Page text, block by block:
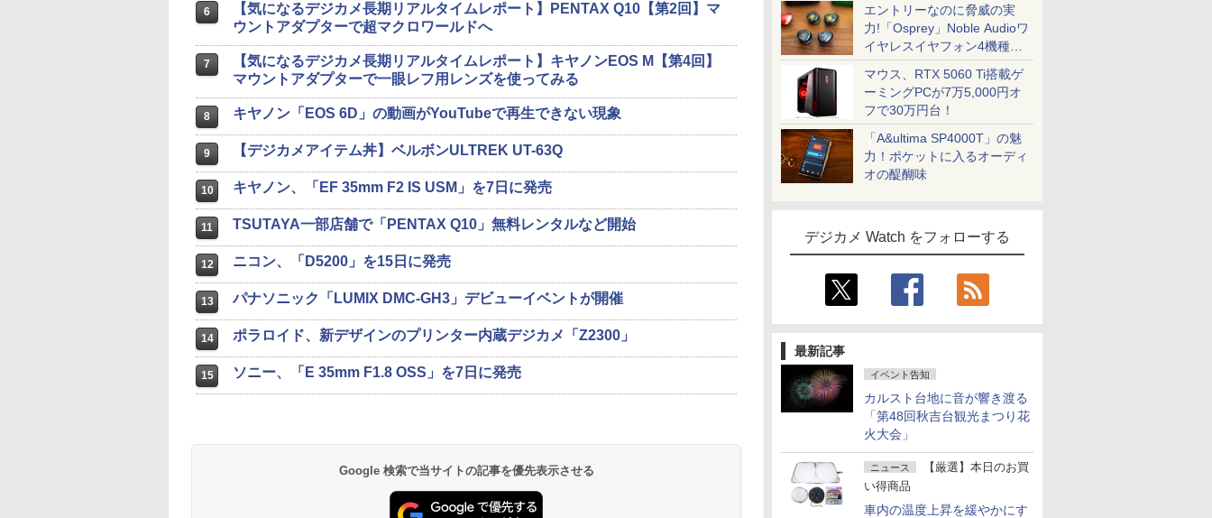
エントリーなのに脅威の実
力!「Osprey」Noble Audioワ
イヤレスイヤフォン4機種を
一気に聴く
マウス、RTX 5060 Ti搭載ゲ
ーミングPCが7万5,000円オ
フで30万円台！
「A&ultima SP4000T」の魅
力！ポケットに入るオーディ
オの醍醐味
デジカメ Watch をフォローする
最新記事
イベント告知
カルスト台地に音が響き渡る
「第48回秋吉台観光まつり花
火大会」
ニュース
【厳選】本日のお買
い得商品
車内の温度上昇を緩やかにす
6
【気になるデジカメ長期リアルタイムレポート】PENTAX Q10【第2回】マ
ウントアダプターで超マクロワールドへ
7
【気になるデジカメ長期リアルタイムレポート】キヤノンEOS M【第4回】
マウントアダプターで一眼レフ用レンズを使ってみる
8 キヤノン「EOS 6D」の動画がYouTubeで再生できない現象
9 【デジカメアイテム丼】ベルボンULTREK UT-63Q
10 キヤノン、「EF 35mm F2 IS USM」を7日に発売
11 TSUTAYA一部店舗で「PENTAX Q10」無料レンタルなど開始
12 ニコン、「D5200」を15日に発売
13 パナソニック「LUMIX DMC-GH3」デビューイベントが開催
14 ポラロイド、新デザインのプリンター内蔵デジカメ「Z2300」
15 ソニー、「E 35mm F1.8 OSS」を7日に発売
Google 検索で当サイトの記事を優先表示させる